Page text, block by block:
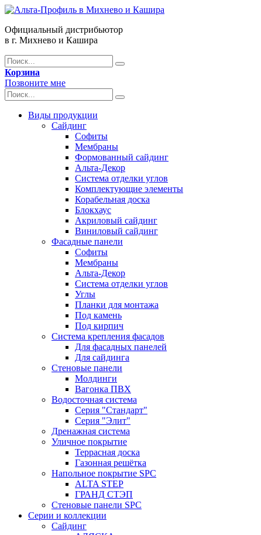
Официальный дистрибьютор
в г. Михнево и Кашира
Корзина
Позвоните мне
Виды продукции
Сайдинг
Софиты
Мембраны
Формованный сайдинг
Альта-Декор
Система отделки углов
Комплектующие элементы
Корабельная доска
Блокхаус
Акриловый сайдинг
Виниловый сайдинг
Фасадные панели
Софиты
Мембраны
Альта-Декор
Система отделки углов
Углы
Планки для монтажа
Под камень
Под кирпич
Система крепления фасадов
Для фасадных панелей
Для сайдинга
Стеновые панели
Молдинги
Вагонка ПВХ
Водосточная система
Серия "Стандарт"
Серия "Элит"
Дренажная система
Уличное покрытие
Террасная доска
Газонная решётка
Напольное покрытие SPC
ALTA STEP
ГРАНД СТЭП
Стеновые панели SPC
Серии и коллекции
Сайдинг